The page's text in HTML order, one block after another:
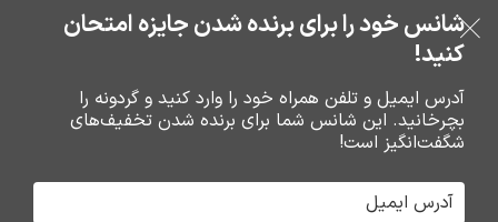
خرید قسطی با ترب‌پی
عبور به ناوبری
رفتن به محتوای اصلی
0 ریال
فروشگاه نوین تراشه گنجی
شانس خود را برای برنده شدن جایزه امتحان
کنید!
آدرس ایمیل و تلفن همراه خود را وارد کنید و گردونه را
بچرخانید. این شانس شما برای برنده شدن تخفیف‌های
شگفت‌انگیز است!